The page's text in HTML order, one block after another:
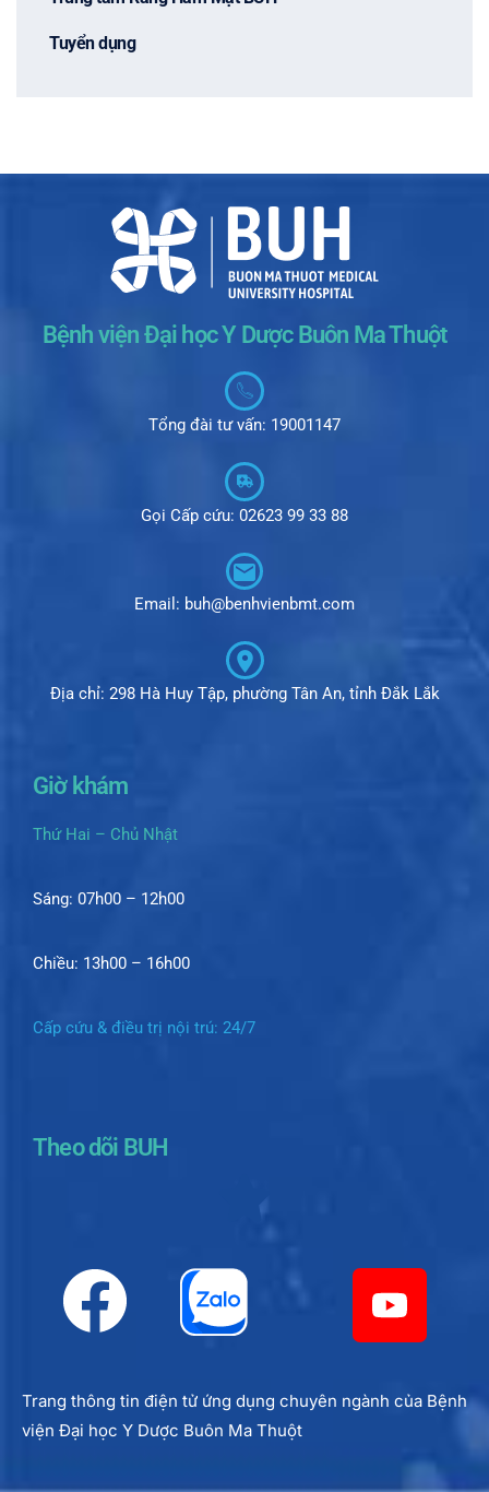
Tuyển dụng
Bệnh viện Đại học Y Dược Buôn Ma Thuột
Tổng đài tư vấn: 19001147
Gọi Cấp cứu: 02623 99 33 88
Email: buh@benhvienbmt.com
Địa chỉ: 298 Hà Huy Tập, phường Tân An, tỉnh Đắk Lắk
Giờ khám
Thứ Hai – Chủ Nhật
Sáng: 07h00 – 12h00
Chiều: 13h00 – 16h00
Cấp cứu & điều trị nội trú: 24/7
Theo dõi BUH
Trang thông tin điện tử ứng dụng chuyên ngành của Bệnh
viện Đại học Y Dược Buôn Ma Thuột